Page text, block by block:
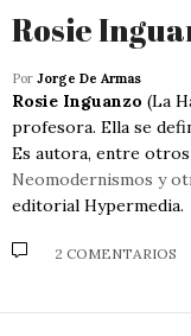
Rosie
Por Jorge De Armas
Rosie Inguanzo (La
profesora. Ella se
Es autora, entre
Neomodernismos y
editorial Hypermedia.
2 COMENTARIOS